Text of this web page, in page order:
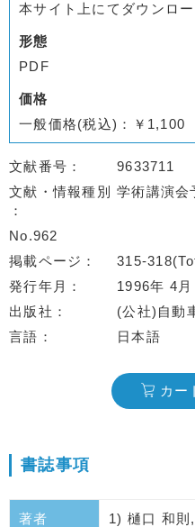
本サイト上にてダウンロ
形態
PDF
価格
一般価格(税込)：￥1,100
文献番号
9633711
文献・情報種別
学術講演会
No.962
掲載ページ
315-
発行年月
1996年 4月
出版社
(公社)自動
言語
日本語
カー
書誌事項
著者 1) 樋口 和